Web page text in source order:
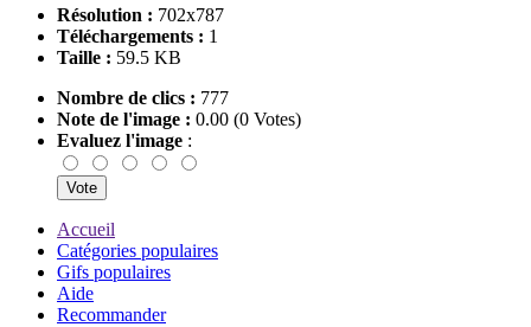
Résolution : 702x787
Téléchargements : 1
Taille : 59.5 KB
Nombre de clics : 777
Note de l'image : 0.00 (0 Votes)
Evaluez l'image :
Accueil
Catégories populaires
Gifs populaires
Aide
Recommander